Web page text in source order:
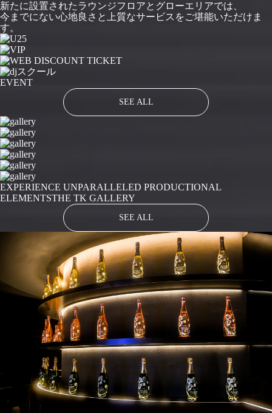
新たに設置されたラウンジフロアとグローエリアでは、
今までにない心地良さと上質なサービスをご堪能いただけま
す。
EVENT
SEE ALL
EXPERIENCE UNPARALLELED PRODUCTIONAL
ELEMENTSTHE TK GALLERY
SEE ALL